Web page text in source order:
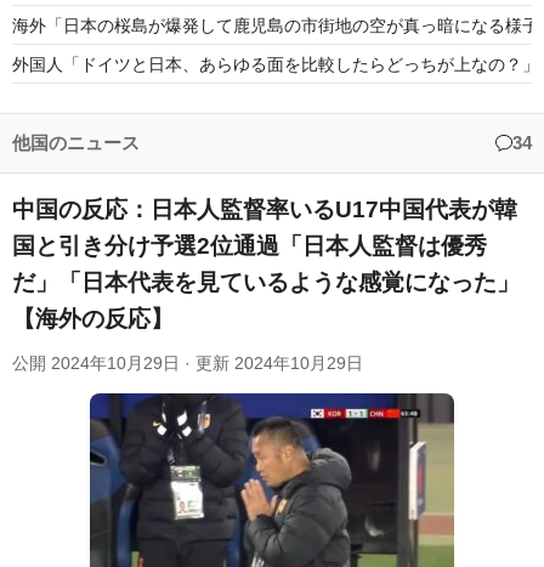
海外「日本の桜島が爆発して鹿児島の市街地の空が真っ暗になる様
外国人「ドイツと日本、あらゆる面を比較したらどっちが上なの？」
「MLBレベルでもかなりのハイライト」甲子園で見られた白樺学園
Powered by livedoor 相互RSS
他国のニュース 34
中国の反応：日本人監督率いるU17中国代表が韓
国と引き分け予選2位通過「日本人監督は優秀
だ」「日本代表を見ているような感覚になった」
【海外の反応】
公開 2024年10月29日 · 更新 2024年10月29日